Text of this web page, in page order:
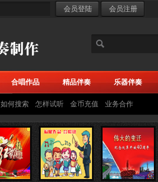
合唱作品 精品伴奏 乐器伴奏
如何搜索 怎样试听 金币充值 业务合作